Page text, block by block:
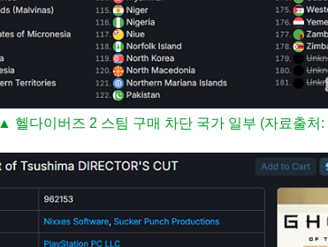
▲ 헬다이버즈 2 스팀 구매 차단 국가 일부 (자료출처: